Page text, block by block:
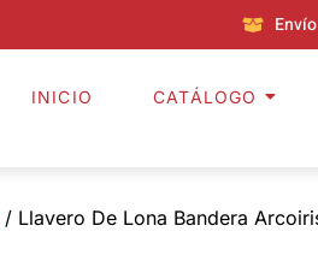
INICIO CATÁLOGO
/ Llavero De Lona Bandera